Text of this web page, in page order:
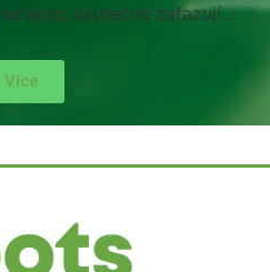
skutečně zařazují...
Více